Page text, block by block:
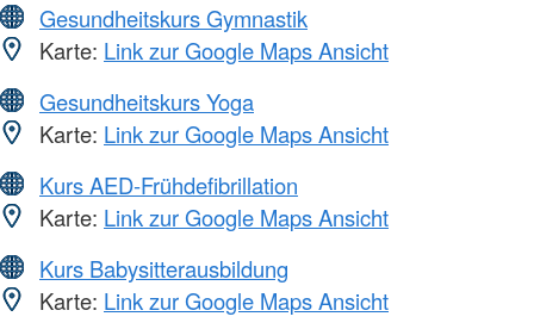
Gesundheitskurs Gymnastik
Karte: Link zur Google Maps Ansicht
Gesundheitskurs Yoga
Karte: Link zur Google Maps Ansicht
Kurs AED-Frühdefibrillation
Karte: Link zur Google Maps Ansicht
Kurs Babysitterausbildung
Karte: Link zur Google Maps Ansicht